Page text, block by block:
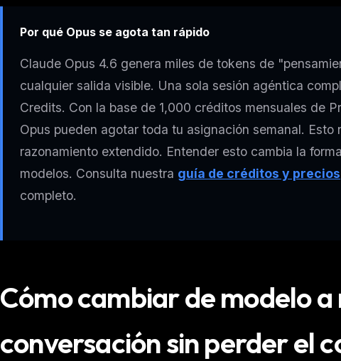
Por qué Opus se agota tan rápido
Claude Opus 4.6 genera miles de tokens de
cualquier salida visible. Una sola sesión agéntica
Credits. Con la base de 1,000 créditos mensuales de
Opus pueden agotar toda tu asignación semanal.
razonamiento extendido. Entender esto cambia la
modelos. Consulta nuestra guía de créditos y precios
completo.
Cómo cambiar de modelo
conversación sin perder el
Rules & workflow
pack
Free · Weekly · 2 min read